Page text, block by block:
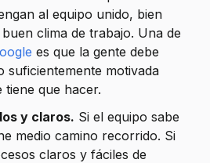
al equipo unido, bien
clima de trabajo. Una de
es que la gente debe
suficientemente motivada
que hacer.
y claros. Si el equipo sabe
medio camino recorrido. Si
claros y fáciles de